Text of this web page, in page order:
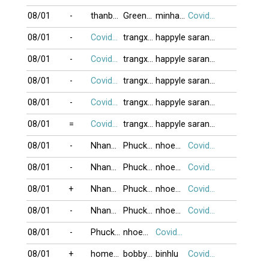
08/01 - thanbaiso1 Greenonion minhanh Covid19
08/01 - Covid19 trangxam happyle sarang_hae
08/01 - Covid19 trangxam happyle sarang_hae
08/01 - Covid19 trangxam happyle sarang_hae
08/01 - Covid19 trangxam happyle sarang_hae
08/01 = Covid19 trangxam happyle sarang_hae
08/01 - NhanGia Phuckhang16 nhoemnhieu Covid19
08/01 - NhanGia Phuckhang16 nhoemnhieu Covid19
08/01 + NhanGia Phuckhang16 nhoemnhieu Covid19
08/01 - NhanGia Phuckhang16 nhoemnhieu Covid19
08/01 - Phuckhang16 nhoemnhieu Covid19
08/01 + home01 bobbytrung34 binhlu Covid19